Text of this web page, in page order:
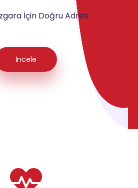
İçin Doğru Adres.
İncele